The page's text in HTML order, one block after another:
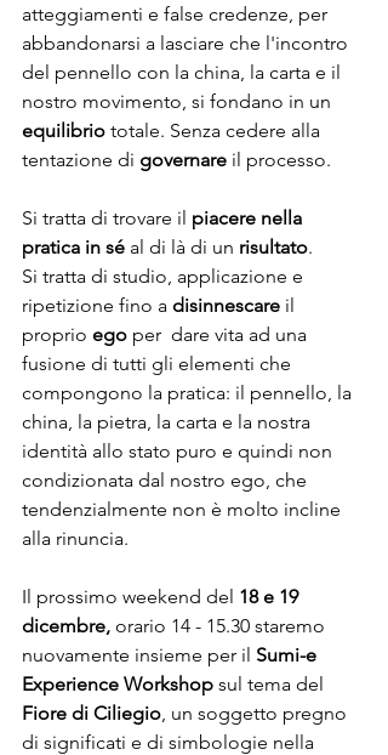
atteggiamenti e false credenze, per
abbandonarsi a lasciare che l'incontro
del pennello con la china, la carta e il
nostro movimento, si fondano in un
equilibrio totale. Senza cedere alla
tentazione di governare il processo.
Si tratta di trovare il piacere nella
pratica in sé al di là di un risultato.
Si tratta di studio, applicazione e
ripetizione fino a disinnescare il
proprio ego per  dare vita ad una
fusione di tutti gli elementi che
compongono la pratica: il pennello, la
china, la pietra, la carta e la nostra
identità allo stato puro e quindi non
condizionata dal nostro ego, che
tendenzialmente non è molto incline
alla rinuncia.
Il prossimo weekend del 18 e 19
dicembre, orario 14 - 15.30 staremo
nuovamente insieme per il Sumi-e
Experience Workshop sul tema del
Fiore di Ciliegio , un soggetto pregno
di significati e di simbologie nella